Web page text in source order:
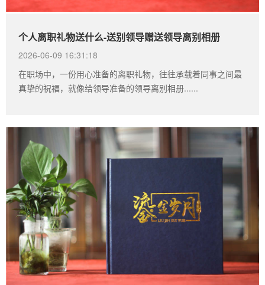
个人离职礼物送什么-送别领导赠送领导离别相册
2026-06-09 16:31:18
在职场中，一份用心准备的离职礼物，往往承载着同事之间最
真挚的祝福，就像给领导准备的领导离别相册......